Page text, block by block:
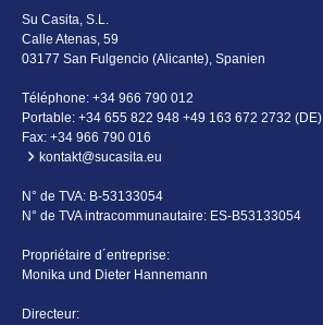
Su Casita, S.L.
Calle Atenas, 59
03177 San Fulgencio (Alicante), Spanien
Téléphone: +34 966 790 012
Portable: +34 655 822 948 +49 163 672 2732 (DE)
Fax: +34 966 790 016
kontakt@sucasita.eu
N° de TVA: B-53133054
N° de TVA intracommunautaire: ES-B53133054
Propriétaire d´entreprise:
Monika und Dieter Hannemann
Directeur: